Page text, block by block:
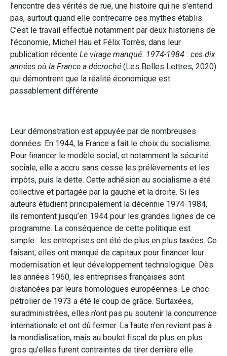
l’encontre des vérités de rue, une histoire qui ne s’entend
pas, surtout quand elle contrecarre ces mythes établis.
C’est le travail effectué notamment par deux historiens de
l’économie, Michel Hau et Félix Torrès, dans leur
publication récente Le virage manqué. 1974-1984 : ces dix
années où la France a décroché (Les Belles Lettres, 2020)
qui démontrent que la réalité économique est
passablement différente.
Leur démonstration est appuyée par de nombreuses
données. En 1944, la France a fait le choix du socialisme.
Pour financer le modèle social, et notamment la sécurité
sociale, elle a accru sans cesse les prélèvements et les
impôts, puis la dette. Cette adhésion au socialisme a été
collective et partagée par la gauche et la droite. Si les
auteurs étudient principalement la décennie 1974-1984,
ils remontent jusqu’en 1944 pour les grandes lignes de ce
programme. La conséquence de cette politique est
simple : les entreprises ont été de plus en plus taxées. Ce
faisant, elles ont manqué de capitaux pour financer leur
modernisation et leur développement technologique. Dès
les années 1960, les entreprises françaises sont
distancées par leurs homologues européennes. Le choc
pétrolier de 1973 a été le coup de grâce. Surtaxées,
suradministrées, elles n’ont pas pu soutenir la concurrence
internationale et ont dû fermer. La faute n’en revient pas à
la mondialisation, mais au boulet fiscal de plus en plus
gros qu’elles furent contraintes de tirer derrière elle.